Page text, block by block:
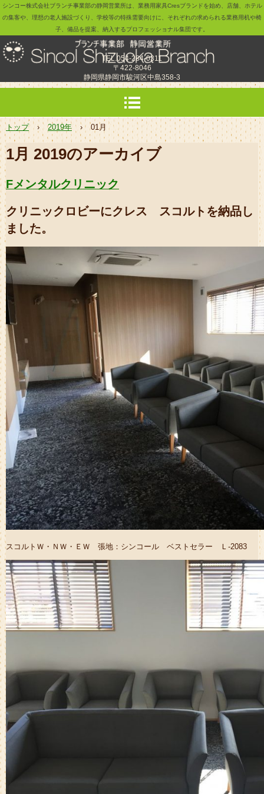
シンコー株式会社ブランチ事業部の静岡営業所は、業務用家具Cresブランドを始め、店舗、ホテル
の集客や、理想の老人施設づくり、学校等の特殊需要向けに、それぞれの求められる業務用机や椅
子、備品を提案、納入するプロフェッショナル集団です。
TEL.054-284-0311
〒422-8046
静岡県静岡市駿河区中島358-3
トップ › 2019年 › 01月
1月 2019のアーカイブ
Fメンタルクリニック
クリニックロビーにクレス スコルトを納品し
ました。
スコルトＷ・ＮＷ・ＥＷ 張地：シンコール ベストセラー Ｌ-2083